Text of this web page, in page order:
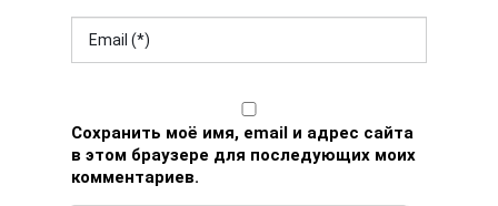
Сохранить моё имя, email и адрес сайта
в этом браузере для последующих моих
комментариев.